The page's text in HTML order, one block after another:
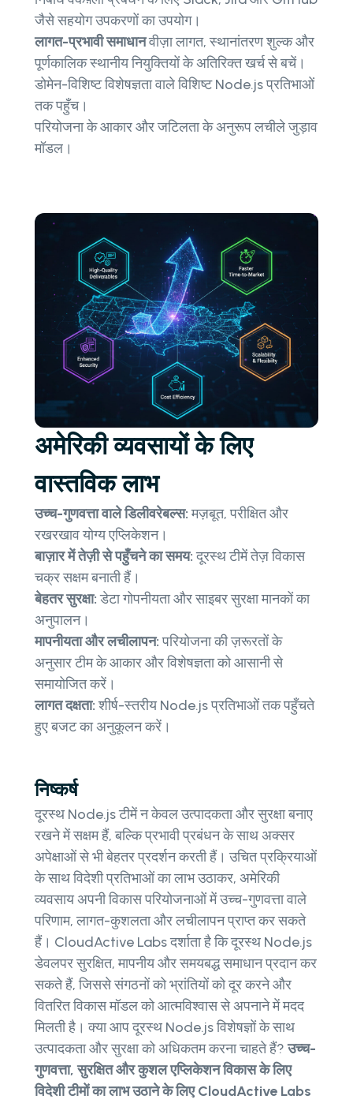
जैसे सहयोग उपकरणों का उपयोग।
लागत-प्रभावी समाधानवीज़ा लागत, स्थानांतरण शुल्क और
पूर्णकालिक स्थानीय नियुक्तियों के अतिरिक्त खर्च से बचें।
डोमेन-विशिष्ट विशेषज्ञता वाले विशिष्ट Node.js प्रतिभाओं
तक पहुँच।
परियोजना के आकार और जटिलता के अनुरूप लचीले जुड़ाव
मॉडल।
अमेरिकी व्यवसायों के लिए
वास्तविक लाभ
उच्च-गुणवत्ता वाले डिलीवरेबल्स:मज़बूत, परीक्षित और
रखरखाव योग्य एप्लिकेशन।
बाज़ार में तेज़ी से पहुँचने का समय:दूरस्थ टीमें तेज़ विकास
चक्र सक्षम बनाती हैं।
बेहतर सुरक्षा:डेटा गोपनीयता और साइबर सुरक्षा मानकों का
अनुपालन।
मापनीयता और लचीलापन:परियोजना की ज़रूरतों के
अनुसार टीम के आकार और विशेषज्ञता को आसानी से
समायोजित करें।
लागत दक्षता:शीर्ष-स्तरीय Node.js प्रतिभाओं तक पहुँचते
हुए बजट का अनुकूलन करें।
निष्कर्ष
दूरस्थ Node.js टीमें न केवल उत्पादकता और सुरक्षा बनाए
रखने में सक्षम हैं, बल्कि प्रभावी प्रबंधन के साथ अक्सर
अपेक्षाओं से भी बेहतर प्रदर्शन करती हैं। उचित प्रक्रियाओं
के साथ विदेशी प्रतिभाओं का लाभ उठाकर, अमेरिकी
व्यवसाय अपनी विकास परियोजनाओं में उच्च-गुणवत्ता वाले
परिणाम, लागत-कुशलता और लचीलापन प्राप्त कर सकते
हैं। CloudActive Labs दर्शाता है कि दूरस्थ Node.js
डेवलपर सुरक्षित, मापनीय और समयबद्ध समाधान प्रदान कर
सकते हैं, जिससे संगठनों को भ्रांतियों को दूर करने और
वितरित विकास मॉडल को आत्मविश्वास से अपनाने में मदद
मिलती है। क्या आप दूरस्थ Node.js विशेषज्ञों के साथ
उत्पादकता और सुरक्षा को अधिकतम करना चाहते हैं?उच्च-
गुणवत्ता, सुरक्षित और कुशल एप्लिकेशन विकास के लिए
विदेशी टीमों का लाभ उठाने के लिए CloudActive Labs